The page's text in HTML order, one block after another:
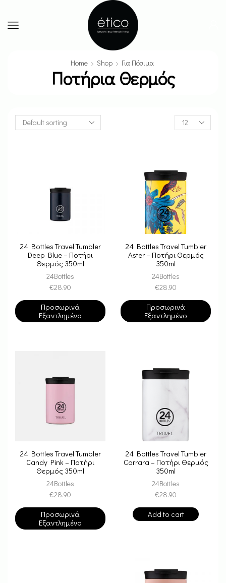
Home Shop Για Πόσιμα
Ποτήρια Θερμός
24 Bottles Travel Tumbler
Deep Blue – Ποτήρι
Θερμός 350ml
24Bottles
€28.90
Προσωρινά
Εξαντλημένο
24 Bottles Travel Tumbler
Aster – Ποτήρι Θερμός
350ml
24Bottles
€28.90
Προσωρινά
Εξαντλημένο
24 Bottles Travel Tumbler
Candy Pink – Ποτήρι
Θερμός 350ml
24Bottles
€28.90
Προσωρινά
Εξαντλημένο
24 Bottles Travel Tumbler
Carrara – Ποτήρι Θερμός
350ml
24Bottles
€28.90
Add to cart